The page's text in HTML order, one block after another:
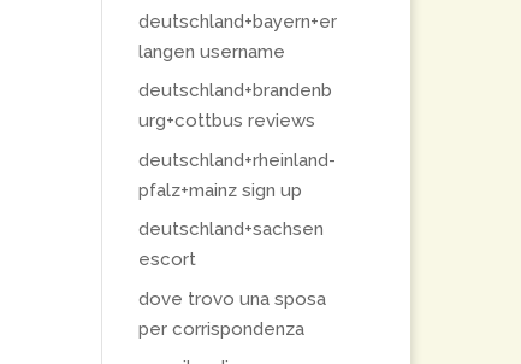
deutschland+bayern+er
langen username
deutschland+brandenb
urg+cottbus reviews
deutschland+rheinland-
pfalz+mainz sign up
deutschland+sachsen
escort
dove trovo una sposa
per corrispondenza